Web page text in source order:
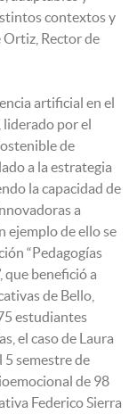
contextos y
Ortiz, Rector de
artificial en el
liderado por el
de
a la estrategia
la capacidad de
a
ejemplo de ello se
“Pedagogías
que benefició a
de Bello,
estudiantes
el caso de Laura
semestre de
de 98
Federico Sierra